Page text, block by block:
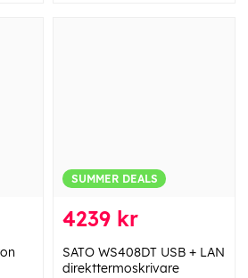
SUMMER DEALS
4239 kr
SATO WS408DT USB + LAN
direkttermoskrivare